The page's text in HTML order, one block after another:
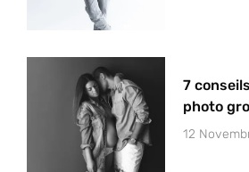
7
photo
12